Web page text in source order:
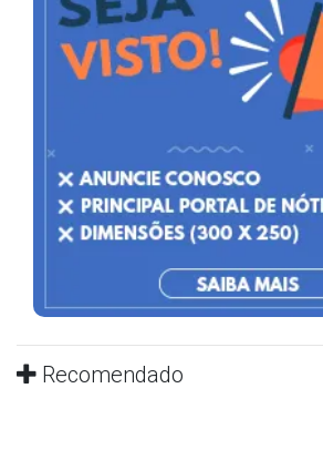
Recomendado